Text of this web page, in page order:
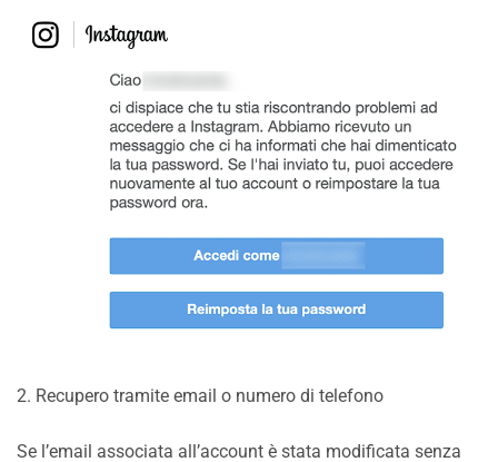
2. Recupero tramite email o numero di telefono
Se l’email associata all’account è stata modificata senza